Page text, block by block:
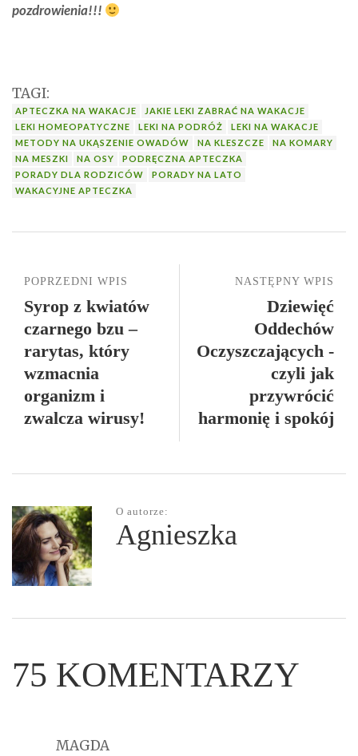
pozdrowienia!!!
TAGI:
APTECZKA NA WAKACJE
JAKIE LEKI ZABRAĆ NA WAKACJE
LEKI HOMEOPATYCZNE
LEKI NA PODRÓŻ
LEKI NA WAKACJE
METODY NA UKĄSZENIE OWADÓW
NA KLESZCZE
NA KOMARY
NA MESZKI
NA OSY
PODRĘCZNA APTECZKA
PORADY DLA RODZICÓW
PORADY NA LATO
WAKACYJNE APTECZKA
NASTĘPNY WPIS
Dziewięć
Oddechów
Oczyszczających -
czyli jak
przywrócić
harmonię i spokój
POPRZEDNI WPIS
Syrop z kwiatów
czarnego bzu –
rarytas, który
wzmacnia
organizm i
zwalcza wirusy!
O autorze:
Agnieszka
75 KOMENTARZY
MAGDA